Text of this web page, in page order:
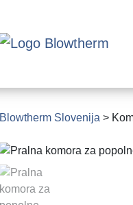
Blowtherm Slovenija >